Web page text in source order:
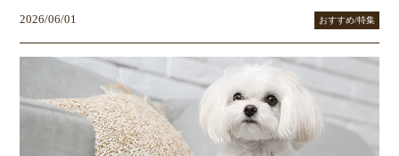
2026/06/01 おすすめ/特集